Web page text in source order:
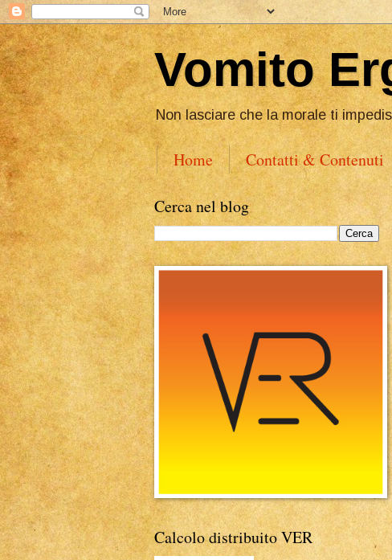
Vomito
Non lasciare che la morale ti
Home Contatti & Contenuti
Cerca nel blog
Calcolo distribuito VER